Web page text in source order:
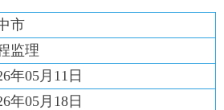
雅安市 阿坝州 甘孜州 凉山州
市
监理
年05月11日
年05月18日